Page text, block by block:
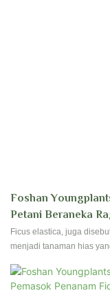
Foshan
Petani Beraneka
'ruby'
Ficus elastica, juga
menjadi tanaman hias
Youngplants
Hubungi kami untuk